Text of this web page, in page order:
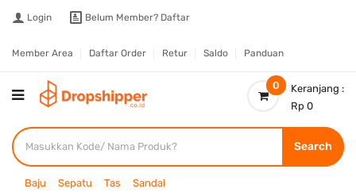
Login Belum Member? Daftar
Member Area Daftar Order Retur Saldo Panduan
0
Keranjang :
Rp 0
Search
Baju Sepatu Tas Sandal